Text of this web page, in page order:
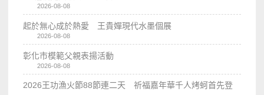
2026-08-08
起於無心成於熱愛 王貴嬋現代水墨個展
2026-08-08
彰化市模範父親表揚活動
2026-08-08
2026王功漁火節88節連二天 祈福嘉年華千人烤蚵首先登